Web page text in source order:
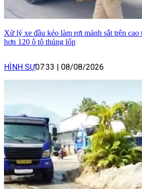
Xử lý xe đầu kéo làm rơi mảnh sắt trên
hơn 120 ô tô thủng lốp
HÌNH SỰ07:33 | 08/08/2026